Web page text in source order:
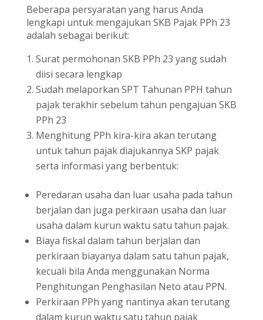
Beberapa persyaratan yang harus Anda
lengkapi untuk mengajukan SKB Pajak PPh 23
adalah sebagai berikut:
Surat permohonan SKB PPh 23 yang sudah
diisi secara lengkap
Sudah melaporkan SPT Tahunan PPH tahun
pajak terakhir sebelum tahun pengajuan SKB
PPh 23
Menghitung PPh kira-kira akan terutang
untuk tahun pajak diajukannya SKP pajak
serta informasi yang berbentuk:
Peredaran usaha dan luar usaha pada tahun
berjalan dan juga perkiraan usaha dan luar
usaha dalam kurun waktu satu tahun pajak.
Biaya fiskal dalam tahun berjalan dan
perkiraan biayanya dalam satu tahun pajak,
kecuali bila Anda menggunakan Norma
Penghitungan Penghasilan Neto atau PPN.
Perkiraan PPh yang nantinya akan terutang
dalam kurun waktu satu tahun pajak